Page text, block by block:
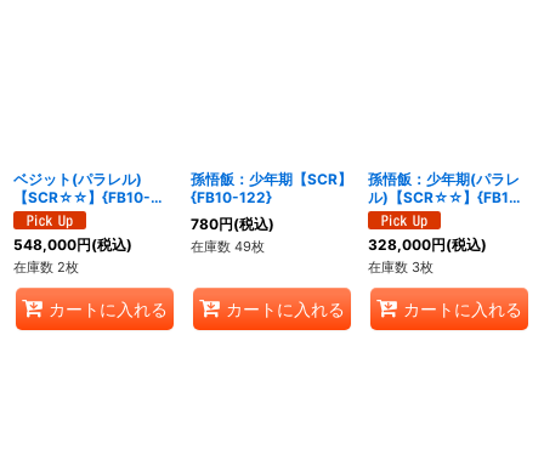
ベジット(パラレル)
【SCR☆☆】{FB10-
121}
548,000円(税込)
在庫数 2枚
カートに入れる
孫悟飯：少年期【SCR】
{FB10-122}
780円(税込)
在庫数 49枚
カートに入れる
孫悟飯：少年期(パラレ
ル)【SCR☆☆】{FB10-
122}
328,000円(税込)
在庫数 3枚
カートに入れる